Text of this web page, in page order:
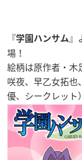
『学園ハンサム』
場！
絵柄は原作者・木
咲夜、早乙女拓也
優、シークレット